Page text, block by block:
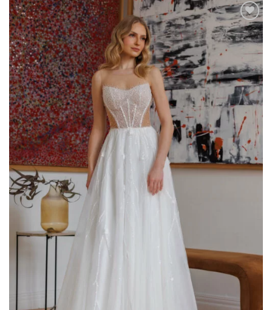
AGGIUNGI
ALLA TUA
LISTA DEI
DESIDERI